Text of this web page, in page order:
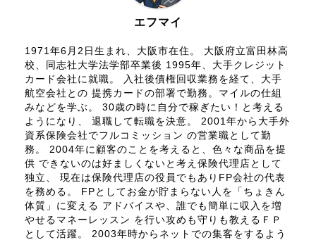
エフマイ
1971年6月2日生まれ、大阪市在住。 大阪府立富田林高
校、同志社大学法学部卒業後 1995年、大手クレジット
カード会社に就職。 入社後債権回収業務を経て、大手
航空会社との 提携カードの部署で勤務。マイルの仕組
みなどを学ぶ。 30歳の時に自分で稼ぎたい！と考える
ようになり、 退職して転職を決意。 2001年から大手外
資系保険会社でフルコミッション の営業職として勤
務。 2004年に顧客のことを考えると、色々な商品を提
供 できないのは好ましくないと考え保険代理店として
独立、 現在は保険代理店の役員でもありFP会社の代表
を務める。 FPとしてお金が貯まらない人を「ちょきん
体質」に変える アドバイスや、誰でも簡単に収入を増
やせるマネーレッスン を行い攻めも守りも教えるＦＰ
として活躍。 2003年時からネットでの集客をするよう